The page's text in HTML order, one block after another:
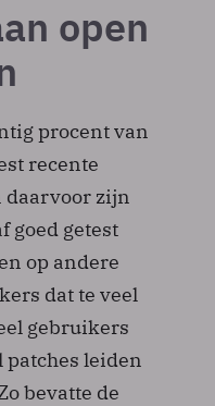
open
procent van
recente
daarvoor zijn
goed getest
op andere
dat te veel
gebruikers
patches leiden
bevatte de